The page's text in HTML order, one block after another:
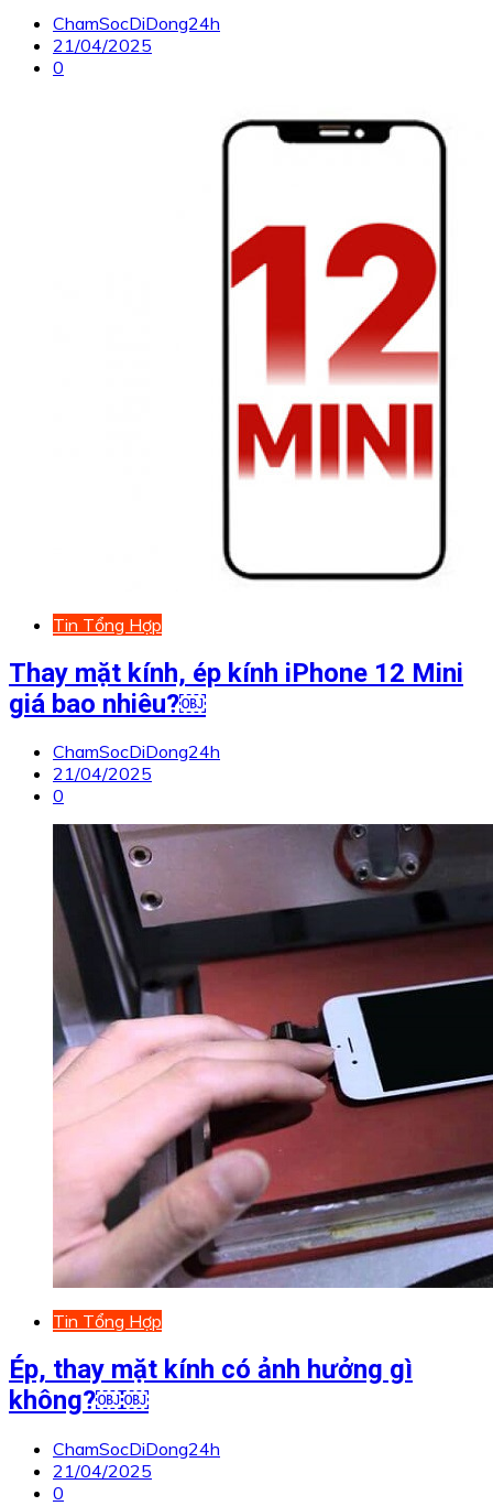
ChamSocDiDong24h
21/04/2025
0
Tin Tổng Hợp
Thay mặt kính, ép kính iPhone 12 Mini
giá bao nhiêu?￼
ChamSocDiDong24h
21/04/2025
0
Tin Tổng Hợp
Ép, thay mặt kính có ảnh hưởng gì
không?￼￼
ChamSocDiDong24h
21/04/2025
0